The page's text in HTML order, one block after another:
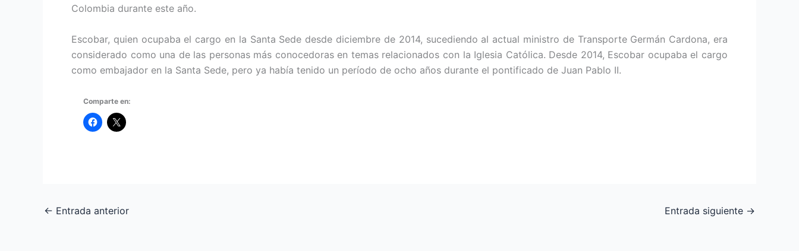
Colombia durante este año.
Escobar, quien ocupaba el cargo en la Santa Sede desde diciembre de 2014, sucediendo al actual ministro de Transporte Germán Cardona, era
considerado como una de las personas más conocedoras en temas relacionados con la Iglesia Católica. Desde 2014, Escobar ocupaba el cargo
como embajador en la Santa Sede, pero ya había tenido un período de ocho años durante el pontificado de Juan Pablo II.
Comparte en:
← Entrada anterior Entrada siguiente →